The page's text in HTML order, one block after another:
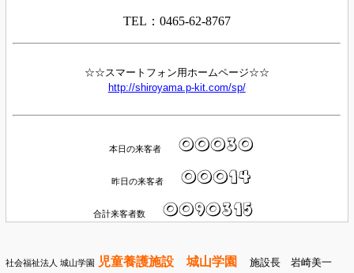
TEL：0465-62-8767
☆☆スマートフォン用ホームページ☆☆
http://shiroyama.p-kit.com/sp/
本日の来客者
昨日の来客者
合計来客者数
社会福祉法人 城山学園 児童養護施設 城山学園 施設長 岩崎美一